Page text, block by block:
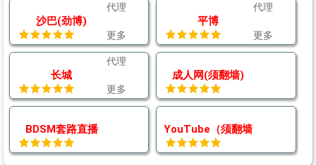
沙巴(劲博)
代理
更多
平博
代理
更多
长城
代理
更多
成人网(须翻墙)
BDSM套路直播 YouTube（须翻墙）